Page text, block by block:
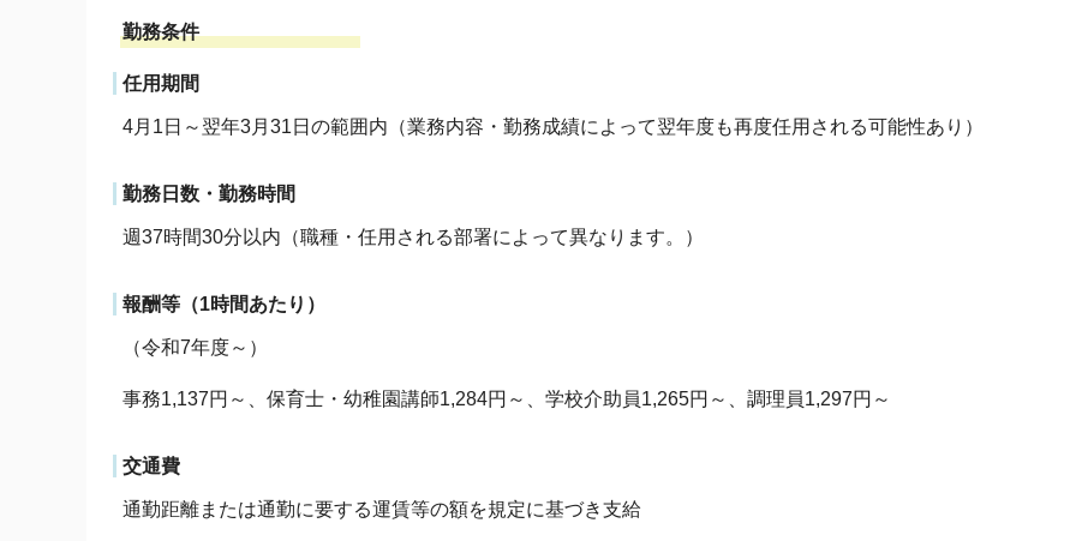
勤務条件
任用期間
4月1日～翌年3月31日の範囲内（業務内容・勤務成績によって翌年度も再度任用される可能性あり）
勤務日数・勤務時間
週37時間30分以内（職種・任用される部署によって異なります。）
報酬等（1時間あたり）
（令和7年度～）
事務1,137円～、保育士・幼稚園講師1,284円～、学校介助員1,265円～、調理員1,297円～
交通費
通勤距離または通勤に要する運賃等の額を規定に基づき支給